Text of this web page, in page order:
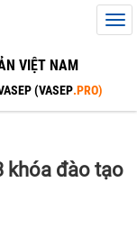
VIỆT NAM
(VASEP.PRO)
khóa đào tạo